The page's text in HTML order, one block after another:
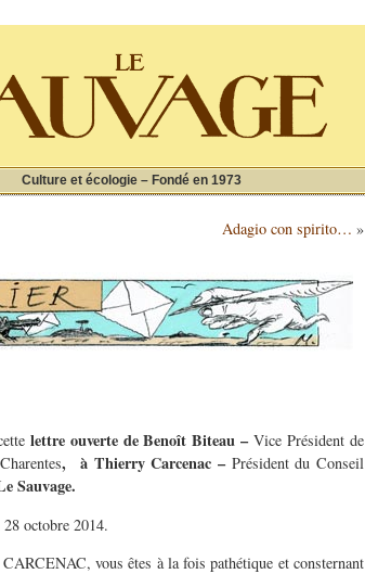
Culture et écologie – Fondé en 1973
Adagio con spirito… »
lettre ouverte de Benoît Biteau –Vice Président de
, à Thierry Carcenac – Président du Conseil
Sauvage.
octobre 2014.
vous êtes à la fois pathétique et consternant